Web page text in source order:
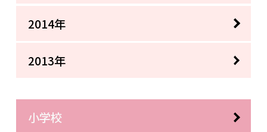
2014年
2013年
小学校